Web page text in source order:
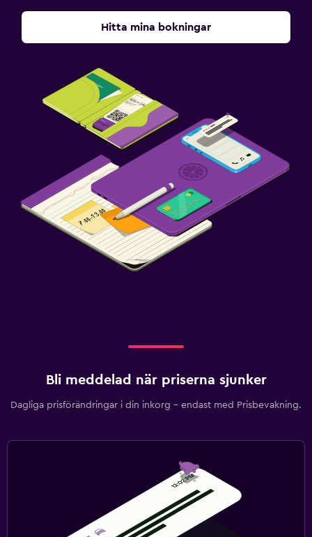
Hitta mina bokningar
Bli meddelad när priserna sjunker
Dagliga prisförändringar i din inkorg – endast med Prisbevakning.